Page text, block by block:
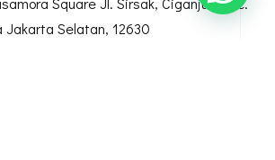
Selatan, 12630